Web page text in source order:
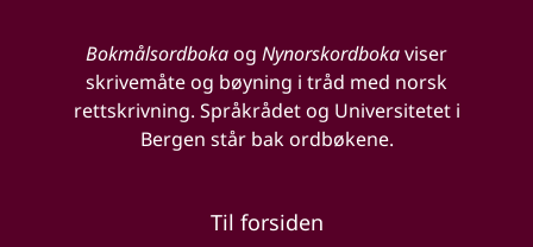
Bokmålsordbokaog Nynorskordbokaviser
skrivemåte og bøyning i tråd med norsk
rettskrivning. Språkrådet og Universitetet i
Bergen står bak ordbøkene.
Til forsiden